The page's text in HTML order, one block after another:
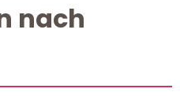
nach